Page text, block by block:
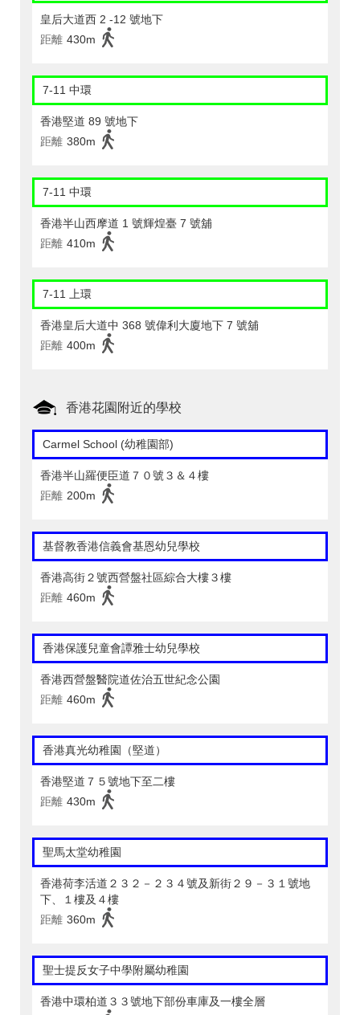
皇后大道西 2 -12 號地下
距離 430m
7-11 中環
香港堅道 89 號地下
距離 380m
7-11 中環
香港半山西摩道 1 號輝煌臺 7 號舖
距離 410m
7-11 上環
香港皇后大道中 368 號偉利大廈地下 7 號舖
距離 400m
香港花園附近的學校
Carmel School (幼稚園部)
香港半山羅便臣道７０號３＆４樓
距離 200m
基督教香港信義會基恩幼兒學校
香港高街２號西營盤社區綜合大樓３樓
距離 460m
香港保護兒童會譚雅士幼兒學校
香港西營盤醫院道佐治五世紀念公園
距離 460m
香港真光幼稚園（堅道）
香港堅道７５號地下至二樓
距離 430m
聖馬太堂幼稚園
香港荷李活道２３２－２３４號及新街２９－３１號地
下、１樓及４樓
距離 360m
聖士提反女子中學附屬幼稚園
香港中環柏道３３號地下部份車庫及一樓全層